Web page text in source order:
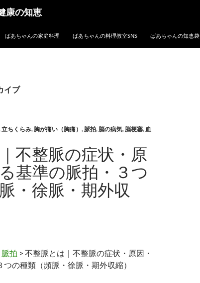
康の知恵
ばあちゃんの家庭料理 ばあちゃんの料理教室SNS ばあちゃんの知恵袋
イブ
立ちくらみ,胸が痛い（胸痛） ,脈拍, 脳の病気, 脳梗塞,血
不整脈の症状・原
基準の脈拍・３つ
・徐脈・期外収
脈拍 > 不整脈とは｜不整脈の症状・原因・
の種類（頻脈・徐脈・期外収縮）